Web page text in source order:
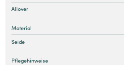
Allover
Material
Seide
Pflegehinweise